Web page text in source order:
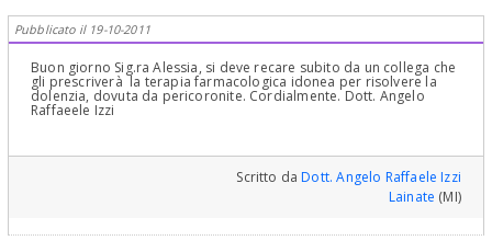
Pubblicato il 19-10-2011
Buon giorno Sig.ra Alessia, si deve recare subito da un collega che
gli prescriverà la terapia farmacologica idonea per risolvere la
dolenzia, dovuta da pericoronite. Cordialmente. Dott. Angelo
Raffaeele Izzi
Scritto daDott. Angelo Raffaele Izzi
Lainate (MI)